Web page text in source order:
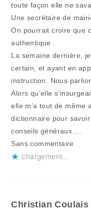
toute façon elle ne
Une secrétaire de
On pourrait croire que
authentique .
La semaine dernière,
certain, et ayant en
instruction. Nous
Alors qu’elle
elle m’a tout de même
dictionnaire pour
conseils généraux….
Sans commentaire
chargement…
Christian Coulais